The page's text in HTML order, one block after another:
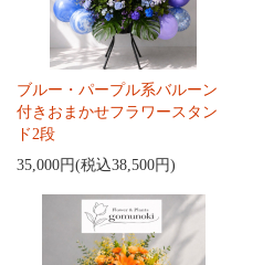
ブルー・パープル系バルーン
付きおまかせフラワースタン
ド2段
35,000円(税込38,500円)